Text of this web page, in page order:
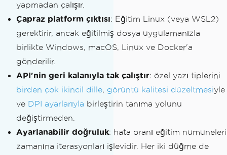
yapmadan çalışır.
Çapraz platform çıktısı: Eğitim Linux (veya WSL2)
gerektirir, ancak eğitilmiş dosya uygulamanızla
birlikte Windows, macOS, Linux ve Docker'a
gönderilir.
API'nin geri kalanıyla tak çalıştır: özel yazı tiplerini
birden çok ikincil dille, görüntü kalitesi düzeltmesiyle
ve DPI ayarlarıyla birleştirin tanıma yolunu
değiştirmeden.
Ayarlanabilir doğruluk: hata oranı eğitim numuneleri
zamanına iterasyonları işlevidir. Her iki düğme de